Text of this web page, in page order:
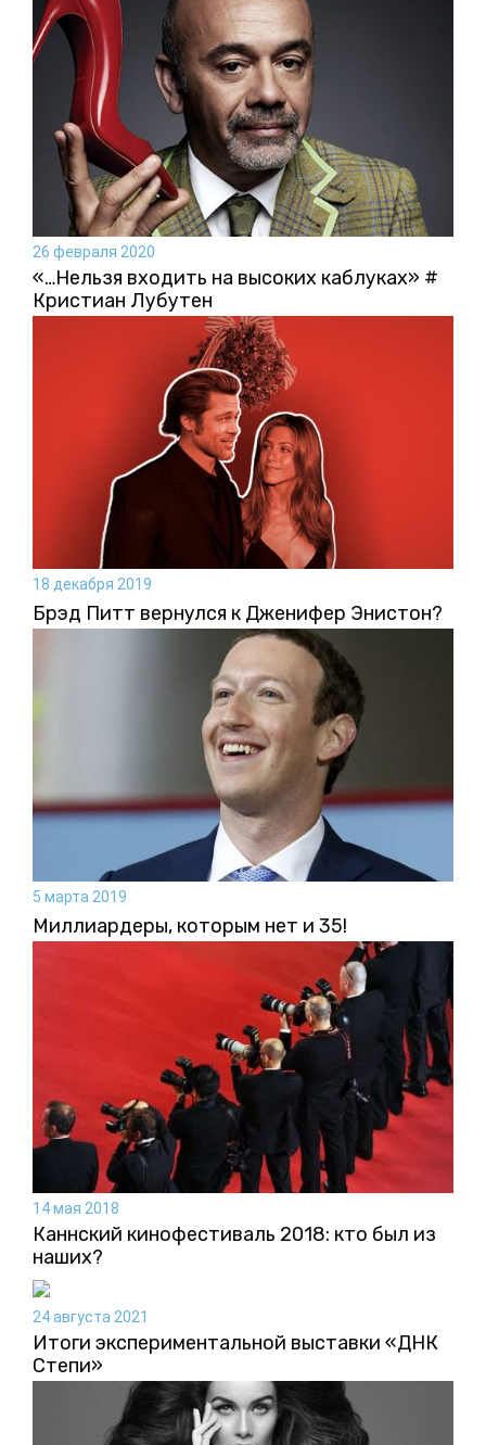
26 февраля 2020
«…Нельзя входить на высоких каблуках» #
Кристиан Лубутен
18 декабря 2019
Брэд Питт вернулся к Дженифер Энистон?
5 марта 2019
Миллиардеры, которым нет и 35!
14 мая 2018
Каннский кинофестиваль 2018: кто был из
наших?
24 августа 2021
Итоги экспериментальной выставки «ДНК
Степи»